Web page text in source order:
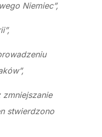
Niemiec”,
stwierdzono